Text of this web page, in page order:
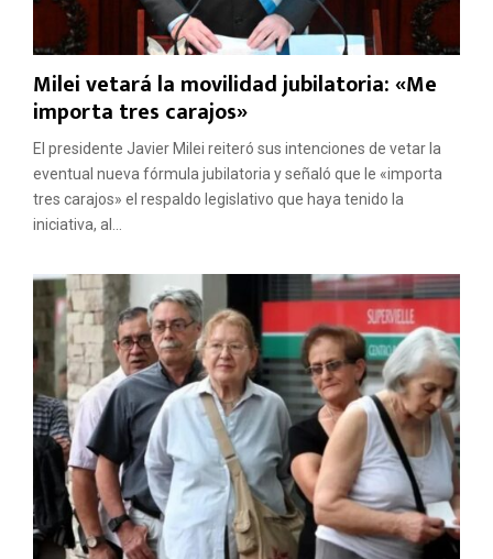
Milei vetará la movilidad jubilatoria: «Me
importa tres carajos»
El presidente Javier Milei reiteró sus intenciones de vetar la
eventual nueva fórmula jubilatoria y señaló que le «importa
tres carajos» el respaldo legislativo que haya tenido la
iniciativa, al...